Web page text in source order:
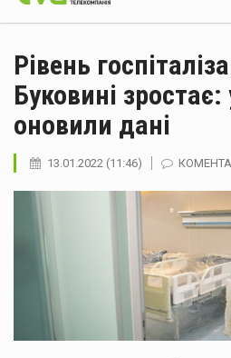
Рівень
Буковині
оновили дані
13.01.2022 (11:46)